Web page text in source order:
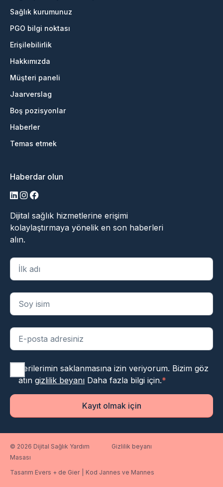
Sağlık kurumunuz
PGO bilgi noktası
Erişilebilirlik
Hakkımızda
Müşteri paneli
Jaarverslag
Boş pozisyonlar
Haberler
Temas etmek
Haberdar olun
LinkedIn
Instagram
Facebook
Dijital sağlık hizmetlerine erişimi
kolaylaştırmaya yönelik en son haberleri
alın.
"*" zorunlu alanları belirtir
Verilerimin saklanmasına izin veriyorum. Bizim göz
atıngizlilik beyanı Daha fazla bilgi için.*
Kayıt olmak için
© 2026 Dijital Sağlık Yardım
Masası
Gizlilik beyanı
Tasarım Evers + de Gier Kod Jannes ve Mannes